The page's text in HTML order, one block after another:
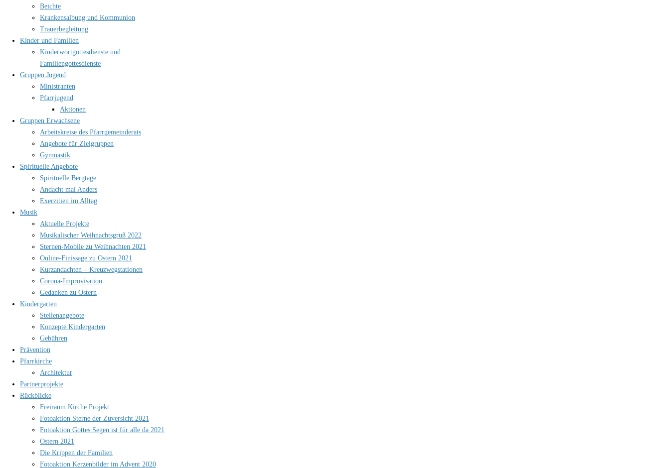
Beichte
Krankensalbung und Kommunion
Trauerbegleitung
Kinder und Familien
Kinderwortgottesdienste und
Familiengottesdienste
Gruppen Jugend
Ministranten
Pfarrjugend
Aktionen
Gruppen Erwachsene
Arbeitskreise des Pfarrgemeinderats
Angebote für Zielgruppen
Gymnastik
Spirituelle Angebote
Spirituelle Bergtage
Andacht mal Anders
Exerzitien im Alltag
Musik
Aktuelle Projekte
Musikalischer Weihnachtsgruß 2022
Sternen-Mobile zu Weihnachten 2021
Online-Finissage zu Ostern 2021
Kurzandachten – Kreuzwegstationen
Corona-Improvisation
Gedanken zu Ostern
Kindergarten
Stellenangebote
Konzepte Kindergarten
Gebühren
Prävention
Pfarrkirche
Architektur
Partnerprojekte
Rückblicke
Freiraum Kirche Projekt
Fotoaktion Sterne der Zuversicht 2021
Fotoaktion Gottes Segen ist für alle da 2021
Ostern 2021
Die Krippen der Familien
Fotoaktion Kerzenbilder im Advent 2020